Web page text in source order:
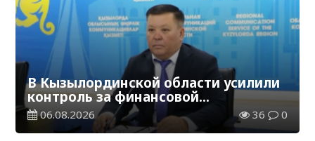
В Кызылординской области усилили
контроль за финансовой
дисциплиной
06.08.2026 36 0